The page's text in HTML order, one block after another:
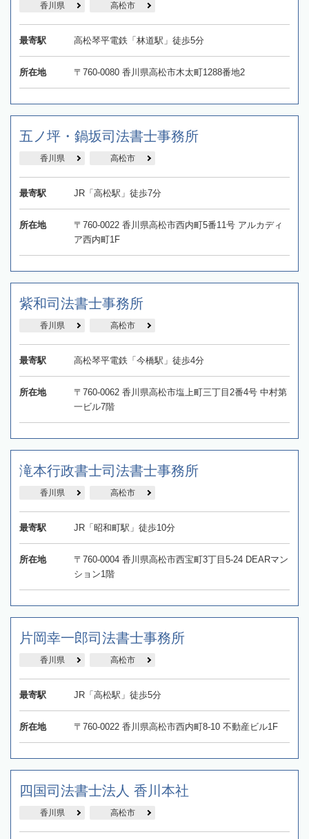
香川県 高松市
最寄駅 高松琴平電鉄「林道駅」徒歩5分
所在地 〒760-0080 香川県高松市木太町1288番地2
五ノ坪・鍋坂司法書士事務所
香川県 高松市
最寄駅 JR「高松駅」徒歩7分
所在地
〒760-0022 香川県高松市西内町5番11号 アルカディ
ア西内町1F
紫和司法書士事務所
香川県 高松市
最寄駅 高松琴平電鉄「今橋駅」徒歩4分
所在地
〒760-0062 香川県高松市塩上町三丁目2番4号 中村第
一ビル7階
滝本行政書士司法書士事務所
香川県 高松市
最寄駅 JR「昭和町駅」徒歩10分
所在地
〒760-0004 香川県高松市西宝町3丁目5-24 DEARマン
ション1階
片岡幸一郎司法書士事務所
香川県 高松市
最寄駅 JR「高松駅」徒歩5分
所在地 〒760-0022 香川県高松市西内町8-10 不動産ビル1F
四国司法書士法人 香川本社
香川県 高松市